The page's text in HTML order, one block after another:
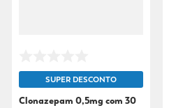
SUPER DESCONTO
Clonazepam 0,5mg com 30